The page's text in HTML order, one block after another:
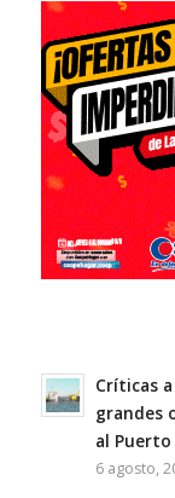
Críticas
grandes
al Puerto
6 agosto,